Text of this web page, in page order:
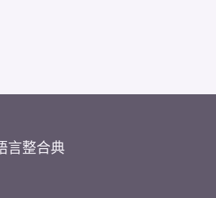
言整合典